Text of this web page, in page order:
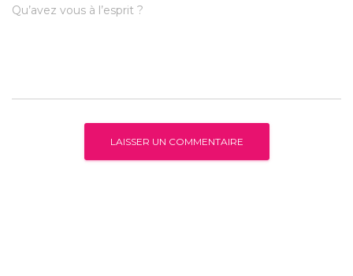
Qu’avez vous à l’esprit ?